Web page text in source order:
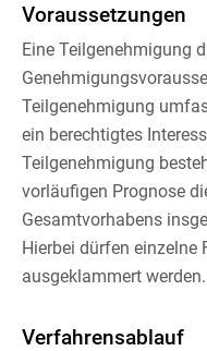
Voraussetzungen
Eine Teilgenehmigung
Teilgenehmigung
ein berechtigtes
Teilgenehmigung
vorläufigen Prognose
Gesamtvorhabens
Hierbei dürfen einzelne
ausgeklammert werden.
Verfahrensablauf